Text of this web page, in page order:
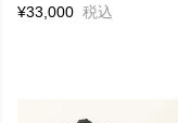
¥33,000 税込